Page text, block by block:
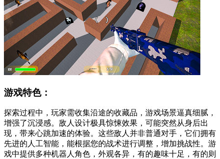
游戏特色：
探索过程中，玩家需收集沿途的收藏品，游戏场景逼真细腻，
增强了沉浸感。敌人设计极具惊悚效果，可能突然从身后出
现，带来心跳加速的体验。这些敌人并非普通对手，它们拥有
先进的人工智能，能根据您的战术进行调整，增加挑战性。游
戏中提供多种机器人角色，外观各异，有的趣味十足，有的则